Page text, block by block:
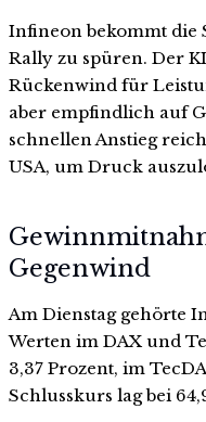
Infineon bekommt die
Rally zu spüren. Der
Rückenwind für
aber empfindlich auf
schnellen Anstieg
USA, um Druck
Gegenwind
Am Dienstag gehörte
Werten im DAX und
3,37 Prozent, im
Schlusskurs lag bei